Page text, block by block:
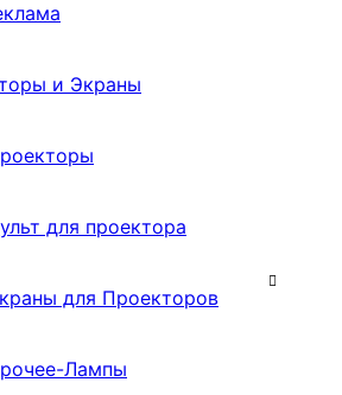
и Экраны
для проектора
для Проекторов
Лампы